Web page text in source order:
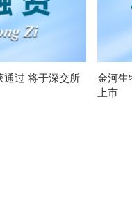
通过 将于深交所
金河生
上市